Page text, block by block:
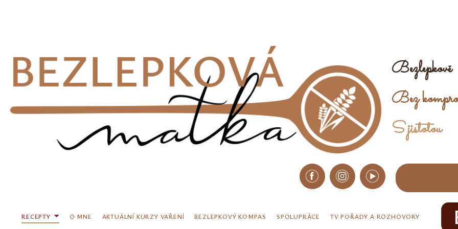
Bezlepkově
Bez
S jistotou
RECEPTY O MNE AKTUÁLNÍ KURZY VAŘENÍ BEZLEPKOVÝ KOMPAS SPOLUPRÁCE TV POŘADY A ROZHOVORY